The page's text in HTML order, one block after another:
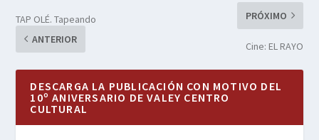
TAP OLÉ. Tapeando
ANTERIOR
PRÓXIMO
Cine: EL RAYO
DESCARGA LA PUBLICACIÓN CON MOTIVO DEL
10º ANIVERSARIO DE VALEY CENTRO
CULTURAL